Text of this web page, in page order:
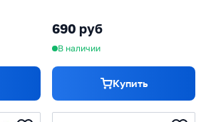
690 руб
В наличии
Купить